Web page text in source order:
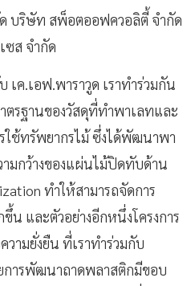
บริษัท สพ็อตออฟควอลิตี้ จำกัด
ส จำกัด
เค.เอฟ.พาราวูด เราทำร่วมกัน
ตรฐานของวัสดุที่ทำพาเลทและ
ช้ทรัพยากรไม้ ซึ่งได้พัฒนาพา
มกว้างของแผ่นไม้ปิดทับด้าน
ทำให้สามารถจัดการ
และตัวอย่างอีกหนึ่งโครงการ
ามยั่งยืน ที่เราทำร่วมกับ
การพัฒนาถาดพลาสติกมีขอบ